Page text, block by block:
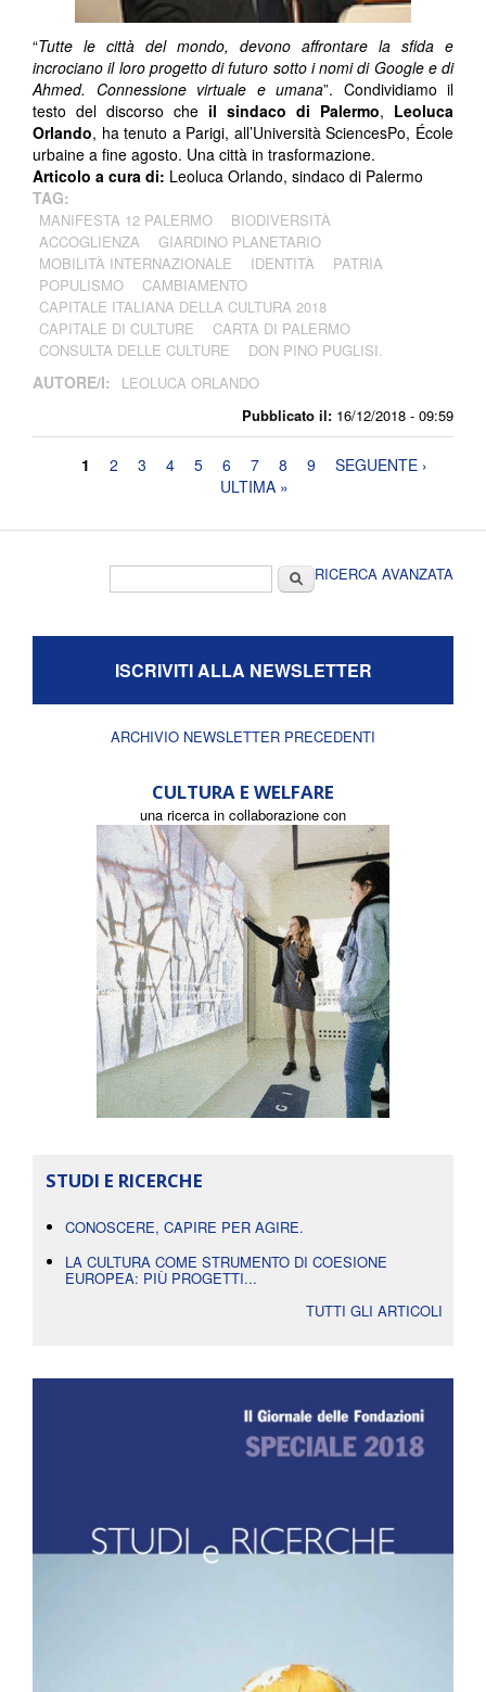
Pubblicato il: 16/12/2018 - 09:59
“Tutte le città del mondo, devono affrontare la sfida e
incrociano il loro progetto di futuro sotto i nomi di Google e di
Ahmed. Connessione virtuale e umana”. Condividiamo il
testo del discorso che il sindaco di Palermo, Leoluca
Orlando, ha tenuto a Parigi, all’Università SciencesPo, École
urbaine a fine agosto. Una città in trasformazione.
Articolo a cura di: Leoluca Orlando, sindaco di Palermo
TAG:
MANIFESTA 12 PALERMO
BIODIVERSITÀ
ACCOGLIENZA
GIARDINO PLANETARIO
MOBILITÀ INTERNAZIONALE
IDENTITÀ
PATRIA
POPULISMO
CAMBIAMENTO
CAPITALE ITALIANA DELLA CULTURA 2018
CAPITALE DI CULTURE
CARTA DI PALERMO
CONSULTA DELLE CULTURE
DON PINO PUGLISI.
AUTORE/I: LEOLUCA ORLANDO
Pagine
1 2 3 4 5 6 7 8 9
SEGUENTE ›
ULTIMA »
CercaRICERCA AVANZATA
ISCRIVITI ALLA NEWSLETTER
ARCHIVIO NEWSLETTER PRECEDENTI
CULTURA E WELFARE
una ricerca in collaborazione con
STUDI E RICERCHE
CONOSCERE, CAPIRE PER AGIRE.
LA CULTURA COME STRUMENTO DI COESIONE
EUROPEA: PIÙ PROGETTI...
TUTTI GLI ARTICOLI